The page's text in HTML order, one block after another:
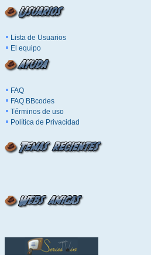
Lista de Usuarios
El equipo
FAQ
FAQ BBcodes
Términos de uso
Política de Privacidad